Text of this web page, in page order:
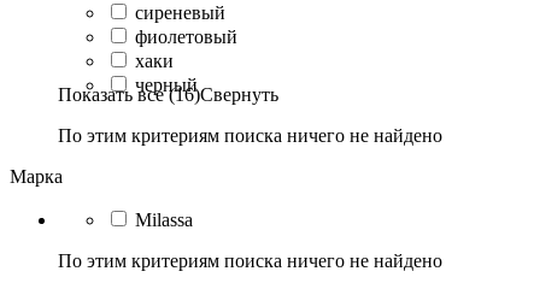
сиреневый
фиолетовый
хаки
черный
Показать все (16)Свернуть
По этим критериям поиска ничего не найдено
Марка
Milassa
По этим критериям поиска ничего не найдено